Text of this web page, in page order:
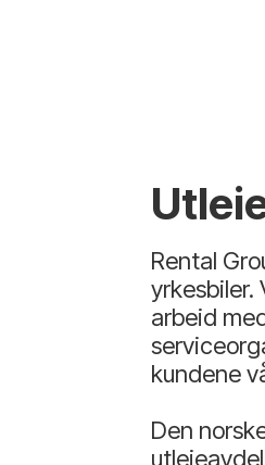
Rental
yrkesbiler.
arbeid
kundene
Den